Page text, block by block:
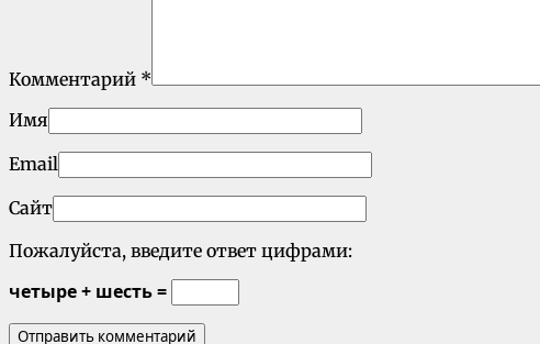
Комментарий *
Имя
Email
Сайт
Пожалуйста, введите ответ цифрами:
четыре + шесть =